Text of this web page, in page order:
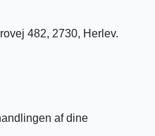
482, 2730, Herlev.
af dine